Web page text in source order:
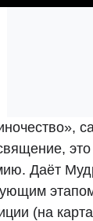
Даёт
(на